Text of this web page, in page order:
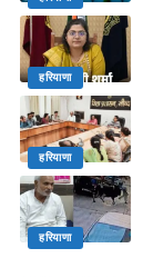
हरियाणा
हरियाणा
हरियाणा